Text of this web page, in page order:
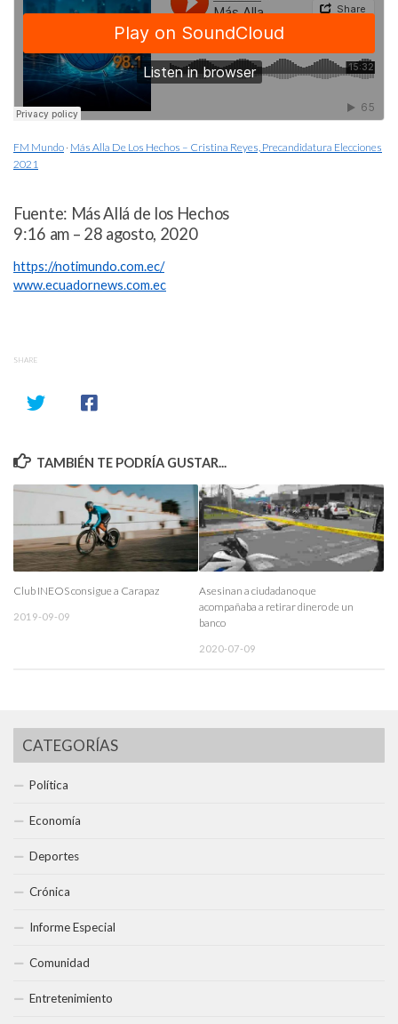
FM Mundo · Más Alla De Los Hechos – Cristina Reyes, Precandidatura Elecciones
2021
Fuente: Más Allá de los Hechos
9:16 am – 28 agosto, 2020
https://notimundo.com.ec/
www.ecuadornews.com.ec
SHARE
TAMBIÉN TE PODRÍA GUSTAR...
Club INEOS consigue a Carapaz
2019-09-09
Asesinan a ciudadano que
acompañaba a retirar dinero de un
banco
2020-07-09
CATEGORÍAS
Política
Economía
Deportes
Crónica
Informe Especial
Comunidad
Entretenimiento